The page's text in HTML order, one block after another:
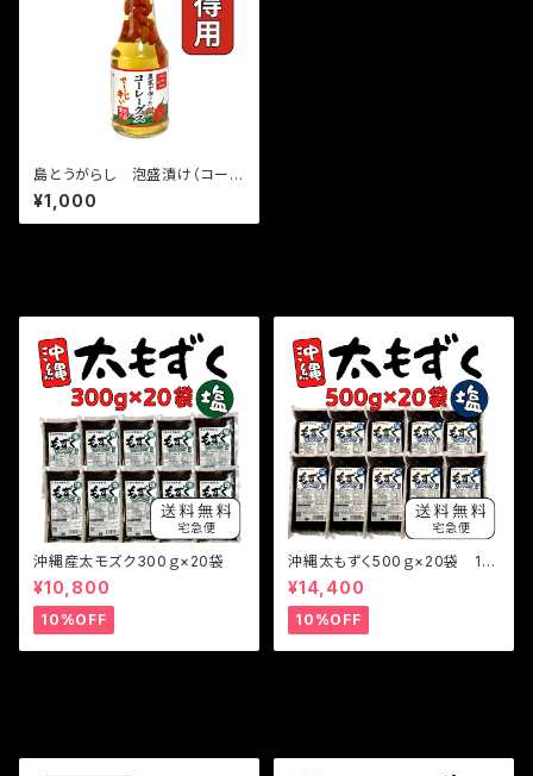
島とうがらし 泡盛漬け（コーレ
ーグス）150ｇ
¥1,000
沖縄産太モズク300ｇ×20袋
¥10,800
10%OFF
沖縄太もずく500ｇ×20袋 10
kg
¥14,400
10%OFF